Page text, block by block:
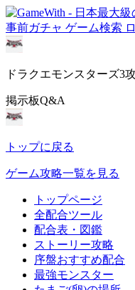
事前ガチャ ゲーム検索
ドラクエモンスターズ3
掲示板Q&A
トップに戻る
ゲーム攻略一覧を見る
トップページ
全配合ツール
配合表・図鑑
ストーリー攻略
序盤おすすめ配合
最強モンスター